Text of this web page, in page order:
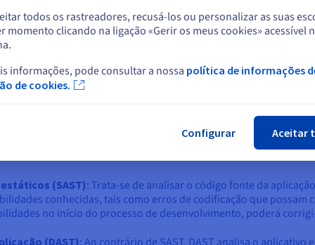
das Aplicações
medidas pró-ativas e reativas para proteger as aplicações
de controlos de segurança e monitorização de atividades
Web, deve saber onde estão as suas fraquezas. É aqui que
falhas de segurança que os atacantes poderiam explorar.
(SAST): Trata-se de analisar o código fonte da
conhecidas, tais como erros de codificação que possam
no início do processo de desenvolvimento, poderá
(DAST)
outro website
todos os rastreadores, recusá-los ou personalizar as suas
momento clicando na ligação «Gerir os meus cookies» acessível
informações, pode consultar a nossa política de informações
de cookies.
Configurar Aceitar